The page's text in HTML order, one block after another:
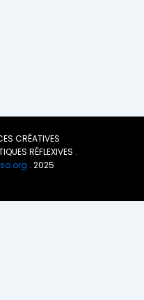
CRÉATIVES
RÉFLEXIVES .
. 2025